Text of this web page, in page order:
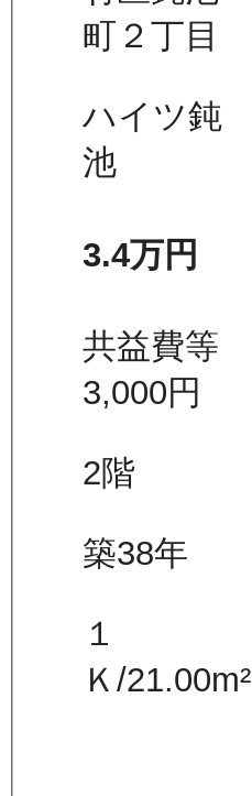
町２丁目
ハイツ鈍
池
3.4万円
共益費等
3,000円
2階
築38年
１
Ｋ/21.00m²